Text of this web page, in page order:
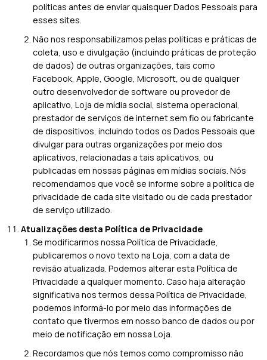
políticas antes de enviar quaisquer Dados Pessoais para
esses sites.
Não nos responsabilizamos pelas políticas e práticas de
coleta, uso e divulgação (incluindo práticas de proteção
de dados) de outras organizações, tais como
Facebook, Apple, Google, Microsoft, ou de qualquer
outro desenvolvedor de software ou provedor de
aplicativo, Loja de mídia social, sistema operacional,
prestador de serviços de internet sem fio ou fabricante
de dispositivos, incluindo todos os Dados Pessoais que
divulgar para outras organizações por meio dos
aplicativos, relacionadas a tais aplicativos, ou
publicadas em nossas páginas em mídias sociais. Nós
recomendamos que você se informe sobre a política de
privacidade de cada site visitado ou de cada prestador
de serviço utilizado.
Atualizações desta Política de Privacidade
Se modificarmos nossa Política de Privacidade,
publicaremos o novo texto na Loja, com a data de
revisão atualizada. Podemos alterar esta Política de
Privacidade a qualquer momento. Caso haja alteração
significativa nos termos dessa Política de Privacidade,
podemos informá-lo por meio das informações de
contato que tivermos em nosso banco de dados ou por
meio de notificação em nossa Loja.
Recordamos que nós temos como compromisso não